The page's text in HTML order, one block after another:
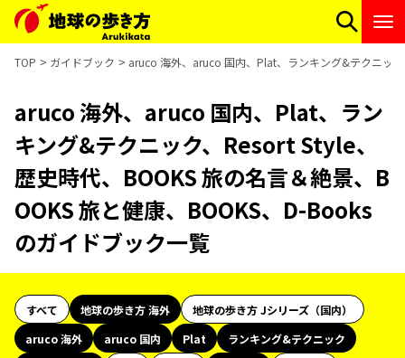
TOP ガイドブック aruco 海外、aruco 国内、Plat、ランキング&テクニッ
aruco 海外、aruco 国内、Plat、ラン
キング&テクニック、Resort Style、
歴史時代、BOOKS 旅の名言＆絶景、B
OOKS 旅と健康、BOOKS、D-Books
のガイドブック一覧
すべて 地球の歩き方 海外
地球の歩き方 Jシリーズ（国内）
aruco 海外
aruco 国内 Plat
ランキング&テクニック